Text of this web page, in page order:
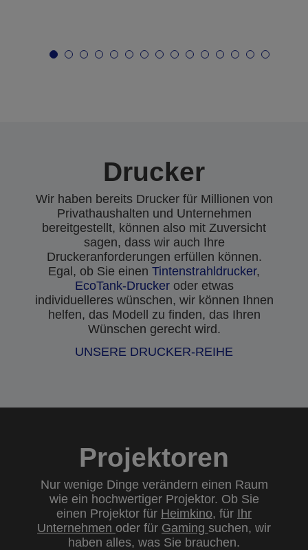
Drucker
Wir haben bereits Drucker für Millionen von
Privathaushalten und Unternehmen
bereitgestellt, können also mit Zuversicht
sagen, dass wir auch Ihre
Druckeranforderungen erfüllen können.
Egal, ob Sie einen Tintenstrahldrucker,
EcoTank-Druckeroder etwas
individuelleres wünschen, wir können Ihnen
helfen, das Modell zu finden, das Ihren
Wünschen gerecht wird.
UNSERE DRUCKER-REIHE
Projektoren
Nur wenige Dinge verändern einen Raum
wie ein hochwertiger Projektor. Ob Sie
einen Projektor für Heimkino, für Ihr
Unternehmen oder für Gaming suchen, wir
haben alles, was Sie brauchen.